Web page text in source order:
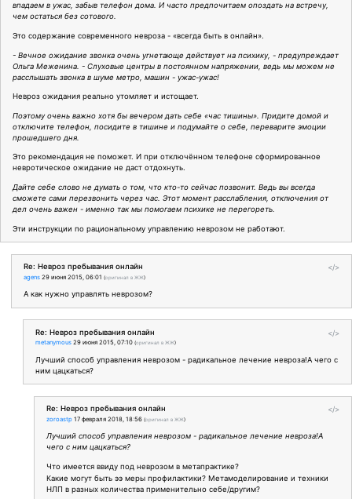
впадаем в ужас, забыв телефон дома. И часто предпочитаем опоздать на встречу,
чем остаться без сотового.
Это содержание современного невроза - «всегда быть в онлайн».
- Вечное ожидание звонка очень угнетающе действует на психику, - предупреждает
Ольга Меженина. - Слуховые центры в постоянном напряжении, ведь мы можем не
расслышать звонка в шуме метро, машин - ужас-ужас!
Невроз ожидания реально утомляет и истощает.
Поэтому очень важно хотя бы вечером дать себе «час тишины». Придите домой и
отключите телефон, посидите в тишине и подумайте о себе, переварите эмоции
прошедшего дня.
Это рекомендация не поможет. И при отключённом телефоне сформированное
невротическое ожидание не даст отдохнуть.
Дайте себе слово не думать о том, что кто-то сейчас позвонит. Ведь вы всегда
сможете сами перезвонить через час. Этот момент расслабления, отключения от
дел очень важен - именно так мы помогаем психике не перегореть.
Эти инструкции по рациональному управлению неврозом не работают.
</>
Re: Невроз пребывания онлайн
agens 29 июня 2015, 06:01 (оригинал в ЖЖ)
А как нужно управлять неврозом?
</>
Re: Невроз пребывания онлайн
metanymous 29 июня 2015, 07:10 (оригинал в ЖЖ)
Лучший способ управления неврозом - радикальное лечение невроза!А чего с
ним цацкаться?
</>
Re: Невроз пребывания онлайн
zoroastp 17 февраля 2018, 18:56 (оригинал в ЖЖ)
Лучший способ управления неврозом - радикальное лечение невроза!А
чего с ним цацкаться?
Что имеется ввиду под неврозом в метапрактике?
Какие могут быть ээ меры профилактики? Метамоделирование и техники
НЛП в разных количества применительно себе/другим?